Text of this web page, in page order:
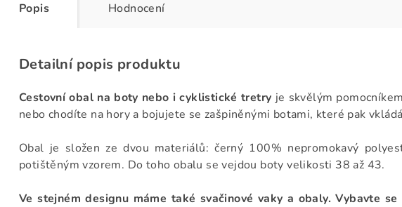
Popis Hodnocení
Detailní popis produktu
Cestovní obal na boty nebo i cyklistické tretry je skvělým
nebo chodíte na hory a bojujete se zašpiněnými botami, které pak
Obal je složen ze dvou materiálů: černý 100% nepromokavý
potištěným vzorem. Do toho obalu se vejdou boty velikosti 38 až 43.
Ve stejném designu máme také svačinové vaky a obaly. Vybavte